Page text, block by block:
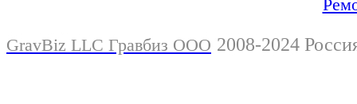
GravBiz LLC Гравбиз ООО 2008-2024